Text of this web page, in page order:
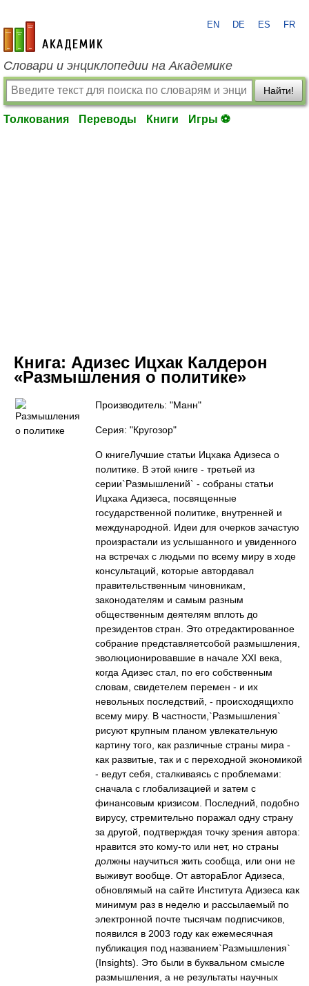
academic.ru
EN DE ES FR
Словари и энциклопедии на Академике
Найти!
Толкования Переводы Книги Игры ⚽
Книга: Адизес Ицхак Калдерон
«Размышления о политике»
Производитель: "Манн"
Серия: "Кругозор"
О книгеЛучшие статьи Ицхака Адизеса о
политике. В этой книге - третьей из
серии`Размышлений` - собраны статьи
Ицхака Адизеса, посвященные
государственной политике, внутренней и
международной. Идеи для очерков зачастую
произрастали из услышанного и увиденного
на встречах с людьми по всему миру в ходе
консультаций, которые автордавал
правительственным чиновникам,
законодателям и самым разным
общественным деятелям вплоть до
президентов стран. Это отредактированное
собрание представляетсобой размышления,
эволюционировавшие в начале XXI века,
когда Адизес стал, по его собственным
словам, свидетелем перемен - и их
невольных последствий, - происходящихпо
всему миру. В частности,`Размышления`
рисуют крупным планом увлекательную
картину того, как различные страны мира -
как развитые, так и с переходной экономикой
- ведут себя, сталкиваясь с проблемами:
сначала с глобализацией и затем с
финансовым кризисом. Последний, подобно
вирусу, стремительно поражал одну страну
за другой, подтверждая точку зрения автора:
нравится это кому-то или нет, но страны
должны научиться жить сообща, или они не
выживут вообще. От автораБлог Адизеса,
обновлямый на сайте Института Адизеса как
минимум раз в неделю и рассылаемый по
электронной почте тысячам подписчиков,
появился в 2003 году как ежемесячная
публикация под названием`Размышления`
(Insights). Это были в буквальном смысле
размышления, а не результаты научных